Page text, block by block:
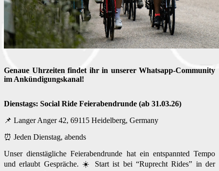
Genaue Uhrzeiten findet ihr in unserer Whatsapp-Community
im Ankündigungskanal!
Dienstags: Social Ride Feierabendrunde (ab 31.03.26)
📌 Langer Anger 42, 69115 Heidelberg, Germany
⏰ Jeden Dienstag, abends
Unser dienstägliche Feierabendrunde hat ein entspannted Tempo
und erlaubt Gespräche. ☀️ Start ist bei “Ruprecht Rides” in der